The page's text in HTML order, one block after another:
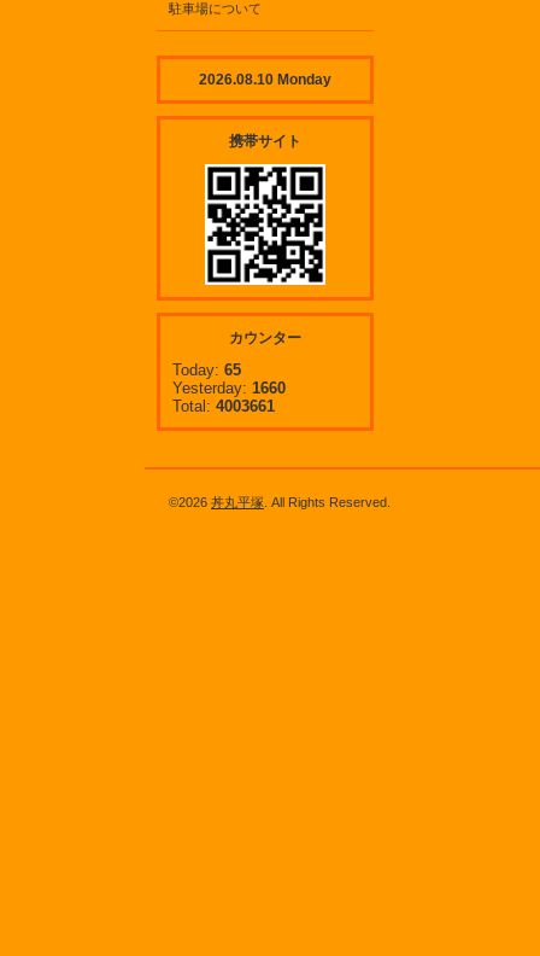
駐車場について
2026.08.10 Monday
携帯サイト
カウンター
Today: 65
Yesterday: 1660
Total: 4003661
©2026 丼丸平塚 . All Rights Reserved.